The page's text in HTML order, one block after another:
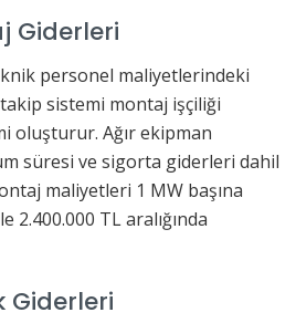
Giderleri
personel maliyetlerindeki
sistemi montaj işçiliği
oluşturur. Ağır ekipman
süresi ve sigorta giderleri dahil
maliyetleri 1 MW başına
2.400.000 TL aralığında
Giderleri